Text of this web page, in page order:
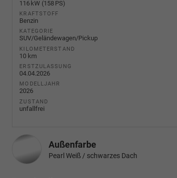
116 kW (158 PS)
KRAFTSTOFF
Benzin
KATEGORIE
SUV/Geländewagen/Pickup
KILOMETERSTAND
10 km
ERSTZULASSUNG
04.04.2026
MODELLJAHR
2026
ZUSTAND
unfallfrei
Außenfarbe
Pearl Weiß / schwarzes Dach